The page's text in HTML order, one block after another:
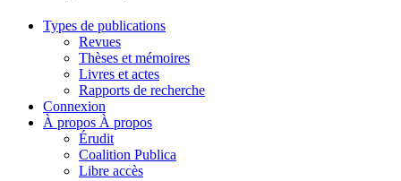
Types de publications
Revues
Thèses et mémoires
Livres et actes
Rapports de recherche
Connexion
À propos À propos
Érudit
Coalition Publica
Libre accès